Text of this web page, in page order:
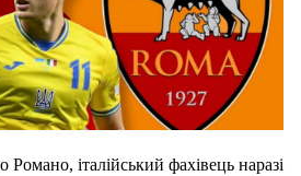
Романо, італійський фахівець наразі